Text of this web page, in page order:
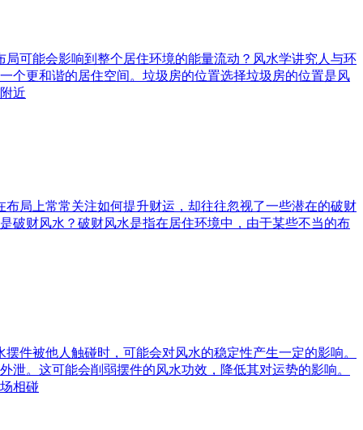
可能会影响到整个居住环境的能量流动？风水学讲究人与环
个更和谐的居住空间。垃圾房的位置选择垃圾房的位置是风
近
局上常常关注如何提升财运，却往往忽视了一些潜在的破财
破财风水？破财风水是指在居住环境中，由于某些不当的布
件被他人触碰时，可能会对风水的稳定性产生一定的影响。
。这可能会削弱摆件的风水功效，降低其对运势的影响。
相碰